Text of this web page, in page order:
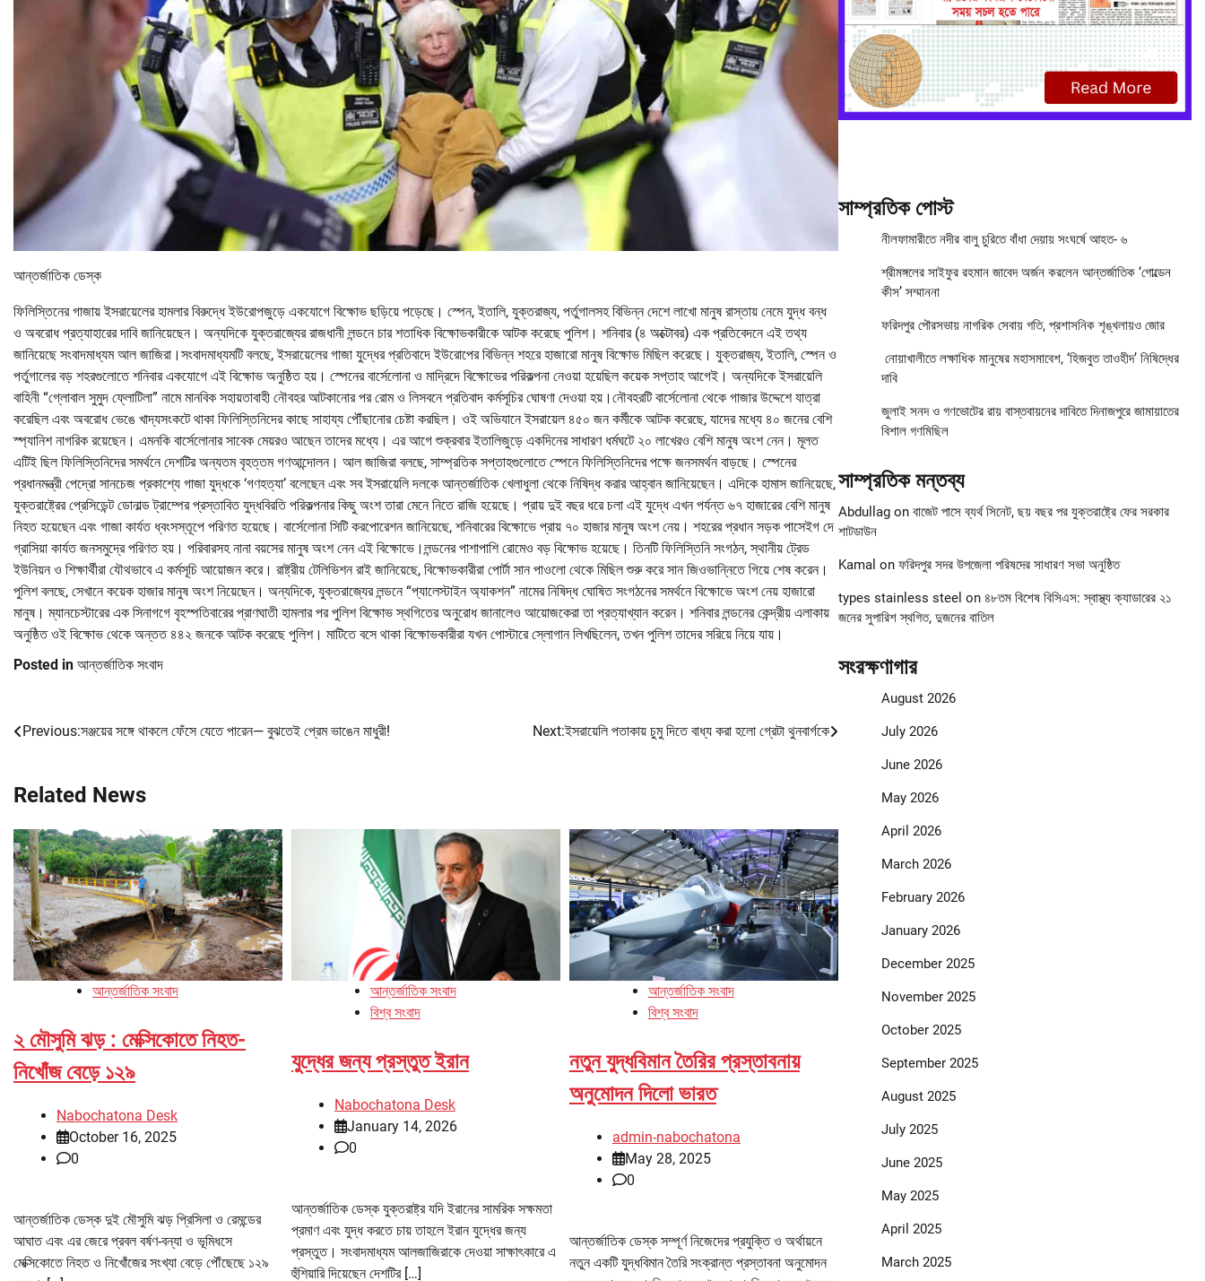
আন্তর্জাতিক ডেস্ক
ফিলিস্তিনের গাজায় ইসরায়েলের হামলার বিরুদ্ধে ইউরোপজুড়ে একযোগে বিক্ষোভ ছড়িয়ে পড়েছে। স্পেন, ইতালি, যুক্তরাজ্য, পর্তুগালসহ বিভিন্ন দেশে লাখো মানুষ রাস্তায় নেমে যুদ্ধ বন্ধ
ও অবরোধ প্রত্যাহারের দাবি জানিয়েছেন। অন্যদিকে যুক্তরাজ্যের রাজধানী লন্ডনে চার শতাধিক বিক্ষোভকারীকে আটক করেছে পুলিশ। শনিবার (৪ অক্টোবর) এক প্রতিবেদনে এই তথ্য
জানিয়েছে সংবাদমাধ্যম আল জাজিরা।সংবাদমাধ্যমটি বলছে, ইসরায়েলের গাজা যুদ্ধের প্রতিবাদে ইউরোপের বিভিন্ন শহরে হাজারো মানুষ বিক্ষোভ মিছিল করেছে। যুক্তরাজ্য, ইতালি, স্পেন ও
পর্তুগালের বড় শহরগুলোতে শনিবার একযোগে এই বিক্ষোভ অনুষ্ঠিত হয়। স্পেনের বার্সেলোনা ও মাদ্রিদে বিক্ষোভের পরিকল্পনা নেওয়া হয়েছিল কয়েক সপ্তাহ আগেই। অন্যদিকে ইসরায়েলি
বাহিনী “গ্লোবাল সুমুদ ফ্লোটিলা” নামে মানবিক সহায়তাবাহী নৌবহর আটকানোর পর রোম ও লিসবনে প্রতিবাদ কর্মসূচির ঘোষণা দেওয়া হয়।নৌবহরটি বার্সেলোনা থেকে গাজার উদ্দেশে যাত্রা
করেছিল এবং অবরোধ ভেঙে খাদ্যসংকটে থাকা ফিলিস্তিনিদের কাছে সাহায্য পৌঁছানোর চেষ্টা করছিল। ওই অভিযানে ইসরায়েল ৪৫০ জন কর্মীকে আটক করেছে, যাদের মধ্যে ৪০ জনের বেশি
স্প্যানিশ নাগরিক রয়েছেন। এমনকি বার্সেলোনার সাবেক মেয়রও আছেন তাদের মধ্যে। এর আগে শুক্রবার ইতালিজুড়ে একদিনের সাধারণ ধর্মঘটে ২০ লাখেরও বেশি মানুষ অংশ নেন। মূলত
এটিই ছিল ফিলিস্তিনিদের সমর্থনে দেশটির অন্যতম বৃহত্তম গণআন্দোলন। আল জাজিরা বলছে, সাম্প্রতিক সপ্তাহগুলোতে স্পেনে ফিলিস্তিনিদের পক্ষে জনসমর্থন বাড়ছে। স্পেনের
প্রধানমন্ত্রী পেদ্রো সানচেজ প্রকাশ্যে গাজা যুদ্ধকে ‘গণহত্যা’ বলেছেন এবং সব ইসরায়েলি দলকে আন্তর্জাতিক খেলাধুলা থেকে নিষিদ্ধ করার আহ্বান জানিয়েছেন। এদিকে হামাস জানিয়েছে,
যুক্তরাষ্ট্রের প্রেসিডেন্ট ডোনাল্ড ট্রাম্পের প্রস্তাবিত যুদ্ধবিরতি পরিকল্পনার কিছু অংশ তারা মেনে নিতে রাজি হয়েছে। প্রায় দুই বছর ধরে চলা এই যুদ্ধে এখন পর্যন্ত ৬৭ হাজারের বেশি মানুষ
নিহত হয়েছেন এবং গাজা কার্যত ধ্বংসস্তূপে পরিণত হয়েছে। বার্সেলোনা সিটি করপোরেশন জানিয়েছে, শনিবারের বিক্ষোভে প্রায় ৭০ হাজার মানুষ অংশ নেয়। শহরের প্রধান সড়ক পাসেইগ দে
গ্রাসিয়া কার্যত জনসমুদ্রে পরিণত হয়। পরিবারসহ নানা বয়সের মানুষ অংশ নেন এই বিক্ষোভে।লন্ডনের পাশাপাশি রোমেও বড় বিক্ষোভ হয়েছে। তিনটি ফিলিস্তিনি সংগঠন, স্থানীয় ট্রেড
ইউনিয়ন ও শিক্ষার্থীরা যৌথভাবে এ কর্মসূচি আয়োজন করে। রাষ্ট্রীয় টেলিভিশন রাই জানিয়েছে, বিক্ষোভকারীরা পোর্টা সান পাওলো থেকে মিছিল শুরু করে সান জিওভান্নিতে গিয়ে শেষ করেন।
পুলিশ বলছে, সেখানে কয়েক হাজার মানুষ অংশ নিয়েছেন। অন্যদিকে, যুক্তরাজ্যের লন্ডনে “প্যালেস্টাইন অ্যাকশন” নামের নিষিদ্ধ ঘোষিত সংগঠনের সমর্থনে বিক্ষোভে অংশ নেয় হাজারো
মানুষ। ম্যানচেস্টারের এক সিনাগগে বৃহস্পতিবারের প্রাণঘাতী হামলার পর পুলিশ বিক্ষোভ স্থগিতের অনুরোধ জানালেও আয়োজকেরা তা প্রত্যাখ্যান করেন। শনিবার লন্ডনের কেন্দ্রীয় এলাকায়
অনুষ্ঠিত ওই বিক্ষোভ থেকে অন্তত ৪৪২ জনকে আটক করেছে পুলিশ। মাটিতে বসে থাকা বিক্ষোভকারীরা যখন পোস্টারে স্লোগান লিখছিলেন, তখন পুলিশ তাদের সরিয়ে নিয়ে যায়।
Posted in আন্তর্জাতিক সংবাদ
Post
Previous:সঞ্জয়ের সঙ্গে থাকলে ফেঁসে যেতে পারেন— বুঝতেই প্রেম ভাঙেন মাধুরী! Next:ইসরায়েলি পতাকায় চুমু দিতে বাধ্য করা হলো গ্রেটা থুনবার্গকে
Related News
আন্তর্জাতিক সংবাদ
২ মৌসুমি ঝড় : মেক্সিকোতে নিহত-
নিখোঁজ বেড়ে ১২৯
Nabochatona Desk
October 16, 2025
0
আন্তর্জাতিক ডেস্ক দুই মৌসুমি ঝড় প্রিসিলা ও রেমন্ডের
আঘাত এবং এর জেরে প্রবল বর্ষণ-বন্যা ও ভূমিধসে
মেক্সিকোতে নিহত ও নিখোঁজের সংখ্যা বেড়ে পৌঁছেছে ১২৯
আন্তর্জাতিক সংবাদ
বিশ্ব সংবাদ
যুদ্ধের জন্য প্রস্তুত ইরান
Nabochatona Desk
January 14, 2026
0
আন্তর্জাতিক ডেস্ক যুক্তরাষ্ট্র যদি ইরানের সামরিক সক্ষমতা
প্রমাণ এবং যুদ্ধ করতে চায় তাহলে ইরান যুদ্ধের জন্য
প্রস্তুত। সংবাদমাধ্যম আলজাজিরাকে দেওয়া সাক্ষাৎকারে এ
হুঁশিয়ারি দিয়েছেন দেশটির […]
আন্তর্জাতিক সংবাদ
বিশ্ব সংবাদ
নতুন যুদ্ধবিমান তৈরির প্রস্তাবনায়
অনুমোদন দিলো ভারত
admin-nabochatona
May 28, 2025
0
আন্তর্জাতিক ডেস্ক সম্পূর্ণ নিজেদের প্রযুক্তি ও অর্থায়নে
নতুন একটি যুদ্ধবিমান তৈরি সংক্রান্ত প্রস্তাবনা অনুমোদন
সাম্প্রতিক পোস্ট
নীলফামারীতে নদীর বালু চুরিতে বাঁধা দেয়ায় সংঘর্ষে আহত- ৬
শ্রীমঙ্গলের সাইফুর রহমান জাবেদ অর্জন করলেন আন্তর্জাতিক ‘গোল্ডেন
কীস’ সম্মাননা
ফরিদপুর পৌরসভায় নাগরিক সেবায় গতি, প্রশাসনিক শৃঙ্খলায়ও জোর
নোয়াখালীতে লক্ষাধিক মানুষের মহাসমাবেশ, ‘হিজবুত তাওহীদ’ নিষিদ্ধের
দাবি
জুলাই সনদ ও গণভোটের রায় বাস্তবায়নের দাবিতে দিনাজপুরে জামায়াতের
বিশাল গণমিছিল
সাম্প্রতিক মন্তব্য
Abdullagon বাজেট পাসে ব্যর্থ সিনেট, ছয় বছর পর যুক্তরাষ্ট্রে ফের সরকার
শাটডাউন
Kamal on ফরিদপুর সদর উপজেলা পরিষদের সাধারণ সভা অনুষ্ঠিত
types stainless steel on ৪৮তম বিশেষ বিসিএস: স্বাস্থ্য ক্যাডারের ২১
জনের সুপারিশ স্থগিত, দুজনের বাতিল
সংরক্ষণাগার
August 2026
July 2026
June 2026
May 2026
April 2026
March 2026
February 2026
January 2026
December 2025
November 2025
October 2025
September 2025
August 2025
July 2025
June 2025
May 2025
April 2025
March 2025